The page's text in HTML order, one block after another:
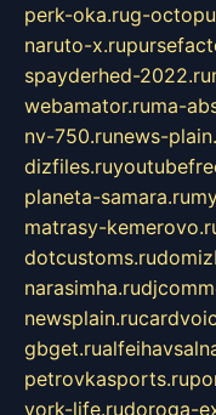
perk-oka.rug-
naruto-x.ru
spayderhed-2022.ru
webamator.ruma-
nv-750.runews-
dizfiles.ru
planeta-samara.ru
matrasy-
dotcustoms.ru
narasimha.ru
newsplain.ru
gbget.ru
petrovkasports.ru
york-life.rudoroga-